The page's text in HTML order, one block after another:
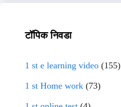
टॉपिक निवडा
1 st e learning video (155)
1 st Home work (73)